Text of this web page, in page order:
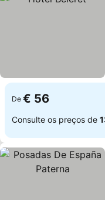
De € 56
Consulte os preços de